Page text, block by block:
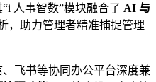
人事智数”模块融合了 AI 与
，助力管理者精准捕捉管理
飞书等协同办公平台深度兼